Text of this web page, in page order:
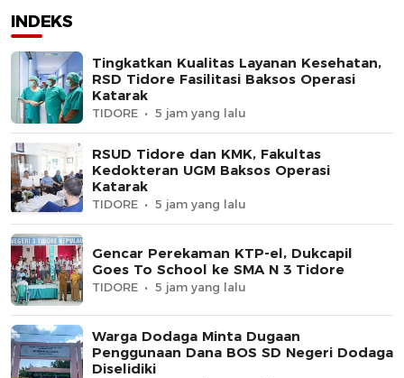
INDEKS
Tingkatkan Kualitas Layanan Kesehatan,
RSD Tidore Fasilitasi Baksos Operasi
Katarak
TIDORE 5 jam yang lalu
RSUD Tidore dan KMK, Fakultas
Kedokteran UGM Baksos Operasi
Katarak
TIDORE 5 jam yang lalu
Gencar Perekaman KTP-el, Dukcapil
Goes To School ke SMA N 3 Tidore
TIDORE 5 jam yang lalu
Warga Dodaga Minta Dugaan
Penggunaan Dana BOS SD Negeri Dodaga
Diselidiki